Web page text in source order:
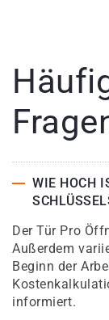
WIE HOCH
Der Tür Pro
Außerdem
Beginn der
informiert.